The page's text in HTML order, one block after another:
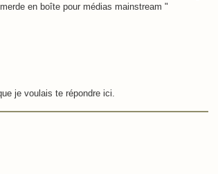
en boîte pour médias mainstream "
je voulais te répondre ici.